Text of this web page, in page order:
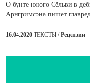
О бунте юного Сёльви в
Арнгримсона пишет
16.04.2020 ТЕКСТЫ /Рецензии